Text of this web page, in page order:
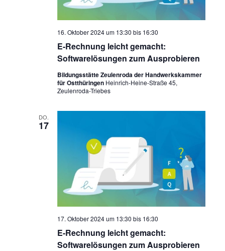
E-Rechnung leicht gemacht:
Softwarelösungen zum Ausprobieren
16. Oktober 2024 um 13:30 bis 16:30
Bildungsstätte Zeulenroda der Handwerkskammer
für Ostthüringen Heinrich-Heine-Straße 45,
Zeulenroda-Triebes
DO.
17
E-Rechnung leicht gemacht:
Softwarelösungen zum Ausprobieren
17. Oktober 2024 um 13:30 bis 16:30